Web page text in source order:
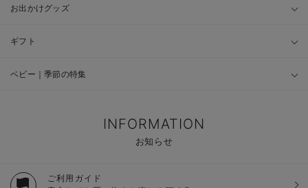
お出かけグッズ
ギフト
ベビー｜季節の特集
INFORMATION
お知らせ
ご利用ガイド